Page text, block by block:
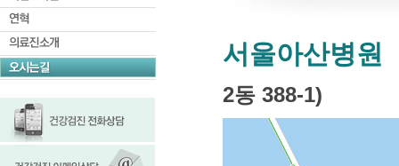
서울아산병원
2동 388-1)